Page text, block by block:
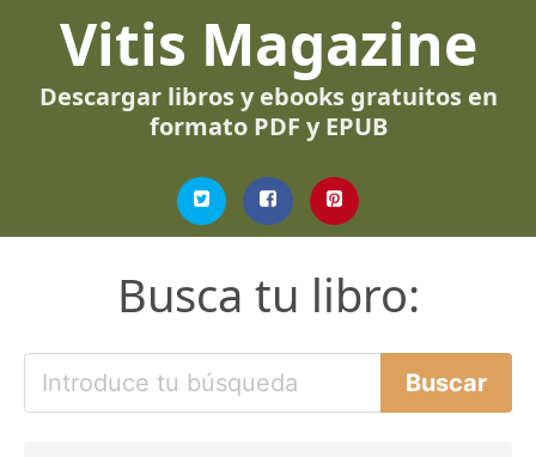
Vitis Magazine
Descargar libros y ebooks gratuitos en
formato PDF y EPUB
Busca tu libro: